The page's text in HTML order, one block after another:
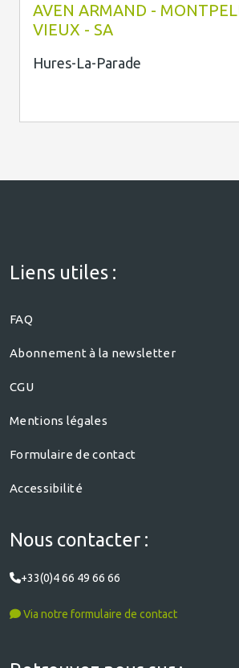
AVEN ARMAND -
VIEUX - SA
Hures-La-Parade
Liens utiles :
FAQ
Abonnement à la newsletter
CGU
Mentions légales
Formulaire de contact
Accessibilité
Nous contacter :
+33(0)4 66 49 66 66
Via notre formulaire de contact